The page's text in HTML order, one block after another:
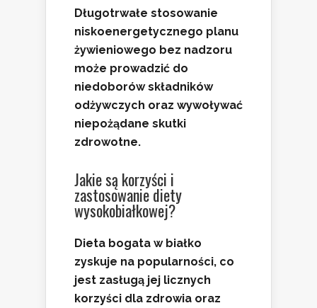
Długotrwałe stosowanie
niskoenergetycznego planu
żywieniowego bez nadzoru
może prowadzić do
niedoborów składników
odżywczych oraz wywoływać
niepożądane skutki
zdrowotne.
Jakie są korzyści i
zastosowanie diety
wysokobiałkowej?
Dieta bogata w białko
zyskuje na popularności, co
jest zasługą jej licznych
korzyści dla zdrowia oraz